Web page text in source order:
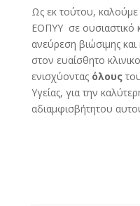
Ως εκ τούτου, καλούμε
ΕΟΠΥΥ σε ουσιαστικό
ανεύρεση βιώσιμης και
στον ευαίσθητο
ενισχύοντας όλους
Υγείας, για την
αδιαμφισβήτητου